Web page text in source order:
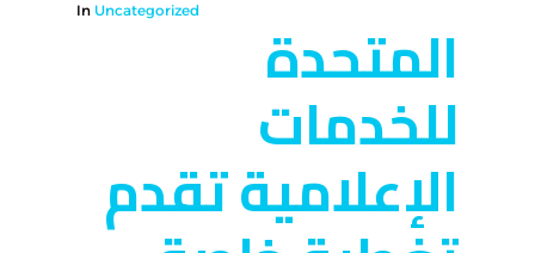
In Uncategorized المتحدة
للخدمات
الإعلامية تقدم